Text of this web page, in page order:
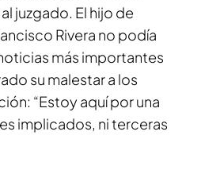
juzgado. El hijo de
Rivera no podía
más importantes
su malestar a los
“Estoy aquí por una
implicados, ni terceras